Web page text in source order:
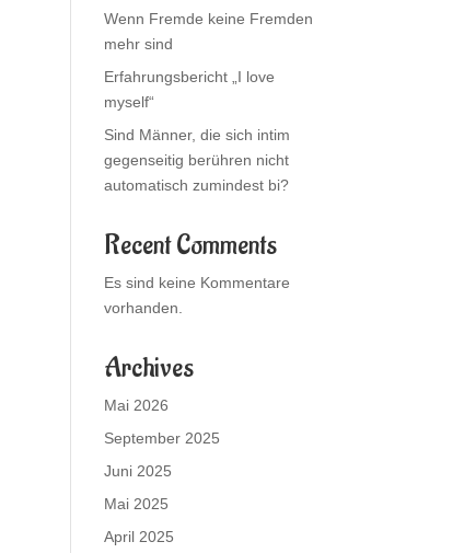
Wenn Fremde keine Fremden
mehr sind
Erfahrungsbericht „I love
myself“
Sind Männer, die sich intim
gegenseitig berühren nicht
automatisch zumindest bi?
Recent Comments
Es sind keine Kommentare
vorhanden.
Archives
Mai 2026
September 2025
Juni 2025
Mai 2025
April 2025